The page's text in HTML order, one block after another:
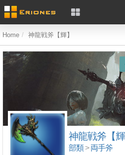
Home 神龍戦斧【輝】
神龍戦斧【輝
部類>両手斧